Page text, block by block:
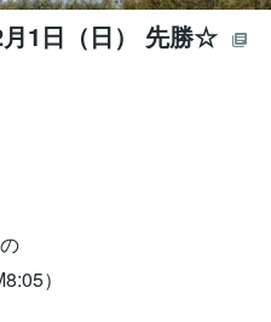
1日（日） 先勝☆
）